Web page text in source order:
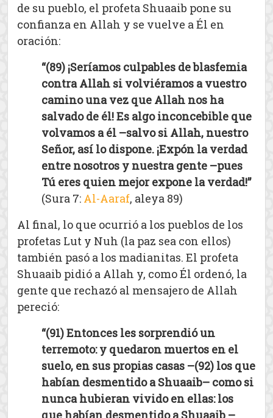
de su pueblo, el profeta Shuaaib pone su
confianza en Allah y se vuelve a Él en
oración:
“(89) ¡Seríamos culpables de blasfemia
contra Allah si volviéramos a vuestro
camino una vez que Allah nos ha
salvado de él! Es algo inconcebible que
volvamos a él –salvo si Allah, nuestro
Señor, así lo dispone. ¡Expón la verdad
entre nosotros y nuestra gente –pues
Tú eres quien mejor expone la verdad!”
(Sura 7: Al-Aaraf, aleya 89)
Al final, lo que ocurrió a los pueblos de los
profetas Lut y Nuh (la paz sea con ellos)
también pasó a los madianitas. El profeta
Shuaaib pidió a Allah y, como Él ordenó, la
gente que rechazó al mensajero de Allah
pereció:
“(91) Entonces les sorprendió un
terremoto: y quedaron muertos en el
suelo, en sus propias casas –(92) los que
habían desmentido a Shuaaib– como si
nunca hubieran vivido en ellas: los